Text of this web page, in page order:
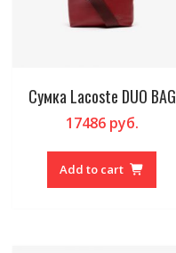
Сумка Lacoste DUO BAG
17486руб.
Add to cart